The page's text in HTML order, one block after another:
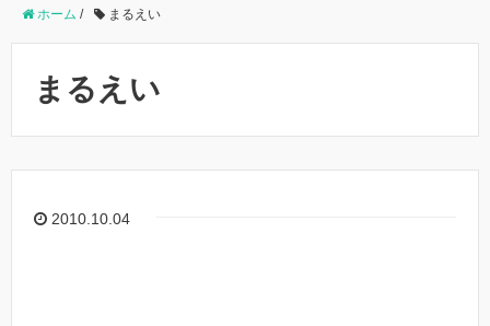
ホーム / まるえい
まるえい
2010.10.04